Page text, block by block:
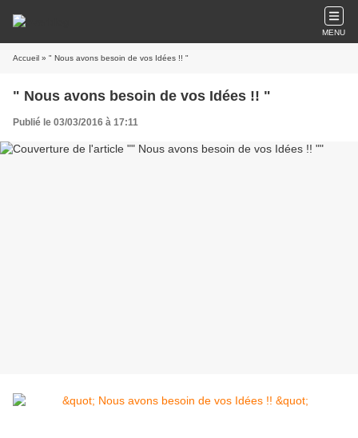
MENU
Accueil » " Nous avons besoin de vos Idées !! "
" Nous avons besoin de vos Idées !! "
Publié le 03/03/2016 à 17:11